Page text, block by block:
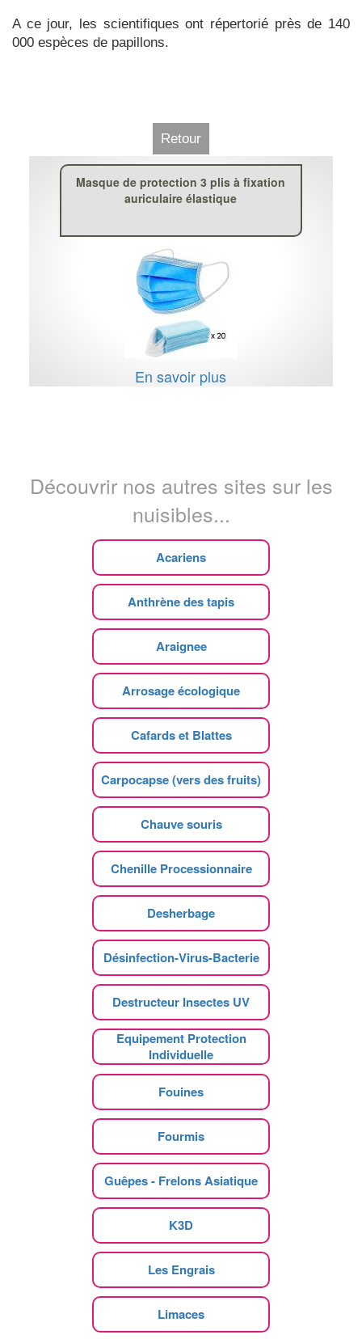
A ce jour, les scientifiques ont répertorié près de 140
000 espèces de papillons.
Retour
Masque de protection 3 plis à fixation
auriculaire élastique
En savoir plus
Découvrir nos autres sites sur les
nuisibles...
Acariens
Anthrène des tapis
Araignee
Arrosage écologique
Cafards et Blattes
Carpocapse (vers des fruits)
Chauve souris
Chenille Processionnaire
Desherbage
Désinfection-Virus-Bacterie
Destructeur Insectes UV
Equipement Protection
Individuelle
Fouines
Fourmis
Guêpes - Frelons Asiatique
K3D
Les Engrais
Limaces